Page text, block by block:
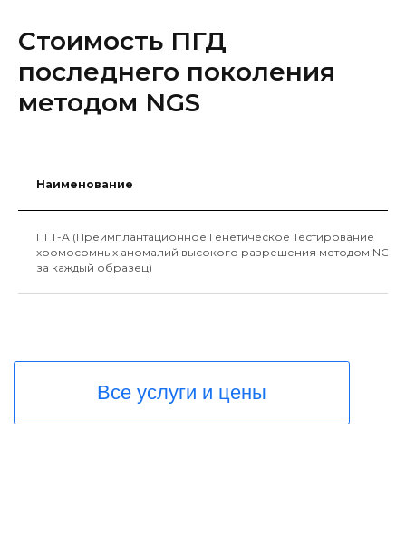
Стоимость ПГД
последнего поколения
методом NGS
Наименование
ПГТ-А (Преимплантационное Генетическое Тестирование
хромосомных аномалий высокого разрешения методом NGS
за каждый образец)